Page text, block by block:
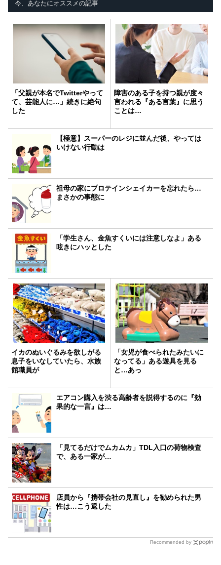
今、あなたにオススメの記事
「父親が本名でTwitterやって
て、芸能人に…」続きに絶句
した
障害のある子を持つ親が度々
言われる『ある言葉』に思う
ことは…
【極意】スーパーのレジに並んだ後、やっては
いけない行動は
祖母の家にプロテインシェイカーを忘れたら…
まさかの事態に
「学生さん、金魚すくいには注意しなよ」ある
呟きにハッとした
イカのぬいぐるみを欲しがる
息子をいなしていたら、水族
館職員が
「女児が食べられたみたいに
なってる」ある遊具を見る
と…あっ
エアコン購入を渋る高齢者を説得するのに『効
果的な一言』は…
「見てるだけでムカムカ」TDL入口の荷物検査
で、ある一家が…
店員から『携帯会社の見直し』を勧められた男
性は…こう返した
Recommended by